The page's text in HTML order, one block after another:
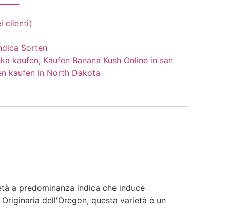
clienti)
Sorten
kaufen, Kaufen Banana Kush Online in san
kaufen in North Dakota
a predominanza indica che induce
dell'Oregon, questa varietà è un